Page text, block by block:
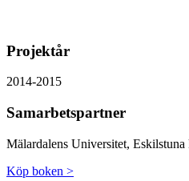
Projektår
2014-2015
Samarbetspartner
Mälardalens Universitet,
Köp boken >